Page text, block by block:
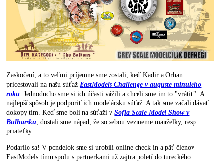
Zaskočení, a to veľmi príjemne sme zostali, keď Kadir a Orhan
pricestovali na našu súťaž EastModels Challenge v auguste minulého
roku . Jednoducho sme si ich účasti vážili a chceli sme im to "vrátiť". A
najlepší spôsob je podporiť ich modelársku súťaž. A tak sme začali dávať
dokopy tím. Keď sme boli na súťaži vSofia Scale Model Show v
Bulharsku , dostali sme nápad, že so sebou vezmeme manželky, resp.
priateľky.
Podarilo sa! V pondelok sme si urobili online check in a päť členov
EastModels tímu spolu s partnerkami už zajtra poletí do tureckého